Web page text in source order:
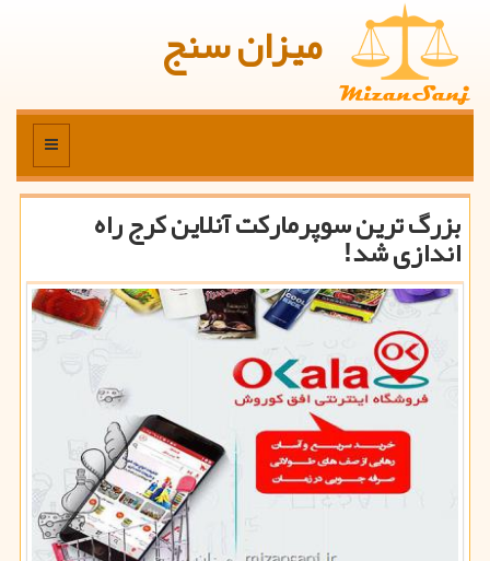
میزان سنج
منو
بزرگ ترین سوپرماركت آنلاین كرج راه
اندازی شد!